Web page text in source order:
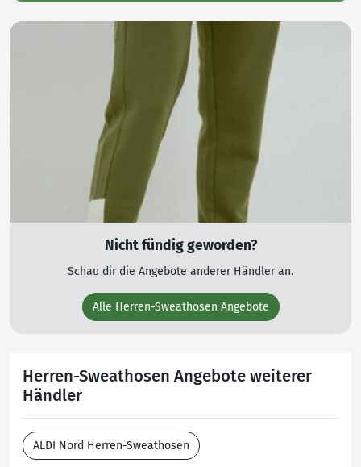
Nicht fündig geworden?
Schau dir die Angebote anderer Händler an.
Alle Herren-Sweathosen Angebote
Herren-Sweathosen Angebote weiterer
Händler
ALDI Nord Herren-Sweathosen